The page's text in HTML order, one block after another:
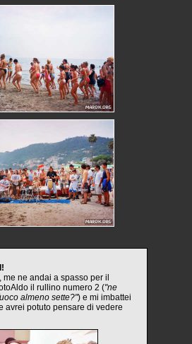
me ne andai a spasso per il
il rullino numero 2 ("ne
almeno sette?") e mi imbattei
avrei potuto pensare di vedere